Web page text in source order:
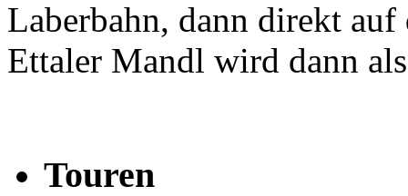
Laberbahn, dann direkt
Ettaler Mandl wird dann
Touren